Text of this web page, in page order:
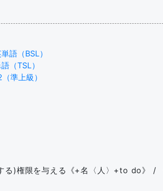
語（BSL）
（TSL）
準上級）
る)権限を与える《+名〈人〉+to do》